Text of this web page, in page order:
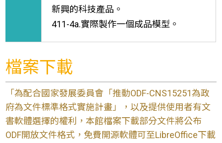
新興的科技產品。
411-4a.實際製作一個成品模型。
檔案下載
「為配合國家發展委員會「推動ODF-CNS15251為政
府為文件標準格式實施計畫」，以及提供使用者有文
書軟體選擇的權利，本館檔案下載部分文件將公布
ODF開放文件格式，免費開源軟體可至LibreOffice下載